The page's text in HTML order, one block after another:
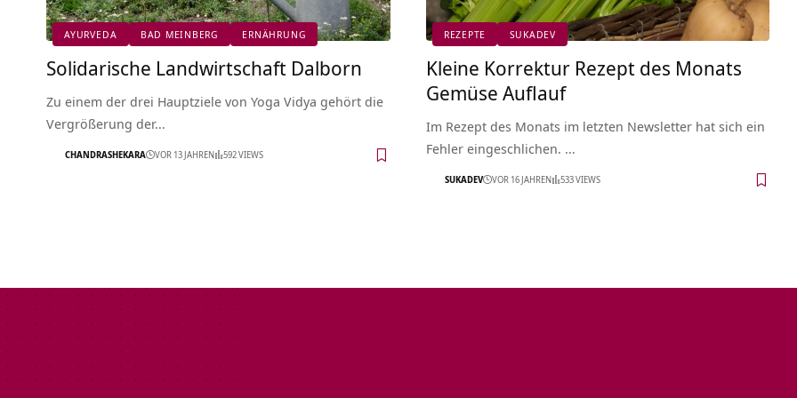
AYURVEDA BAD MEINBERG ERNÄHRUNG
Solidarische Landwirtschaft Dalborn
Zu einem der drei Hauptziele von Yoga Vidya gehört die
Vergrößerung der…
CHANDRASHEKARA VOR 13 JAHREN 592 VIEWS
REZEPTE SUKADEV
Kleine Korrektur Rezept des Monats
Gemüse Auflauf
Im Rezept des Monats im letzten Newsletter hat sich ein
Fehler eingeschlichen. …
SUKADEV VOR 16 JAHREN 533 VIEWS